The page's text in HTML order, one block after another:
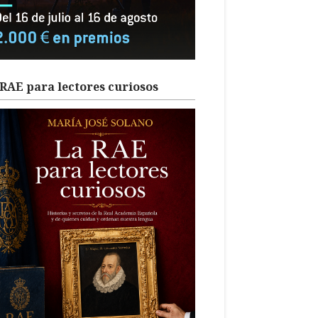
para lectores curiosos